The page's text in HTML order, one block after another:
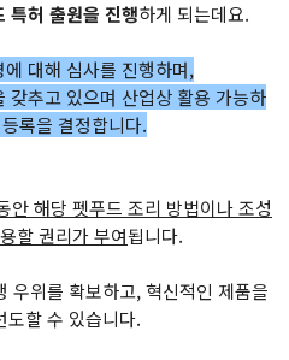
특허 출원을 진행하게 되는데요.
대해 심사를 진행하며,
갖추고 있으며 산업상 활용 가능하
록을 결정합니다.
안 해당 펫푸드 조리 방법이나 조성
할 권리가 부여됩니다.
우위를 확보하고, 혁신적인 제품을
도할 수 있습니다.